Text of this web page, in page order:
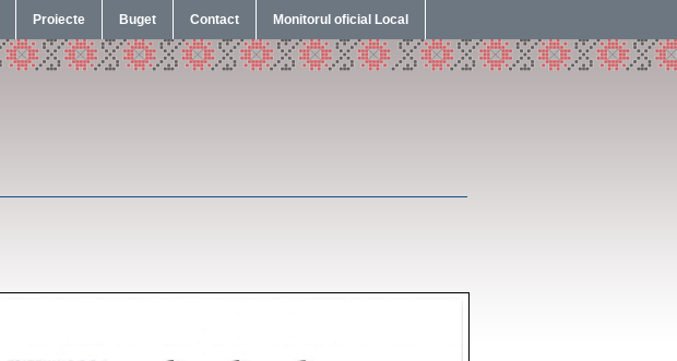
Proiecte Buget Contact Monitorul oficial Local